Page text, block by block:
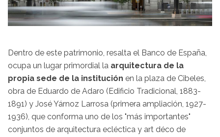
Dentro de este patrimonio, resalta el Banco de España,
ocupa un lugar primordial la arquitectura de la
propia sede de la institución en la plaza de Cibeles,
obra de Eduardo de Adaro (Edificio Tradicional, 1883-
1891) y José Yárnoz Larrosa (primera ampliación, 1927-
1936), que conforma uno de los "más importantes"
conjuntos de arquitectura ecléctica y art déco de